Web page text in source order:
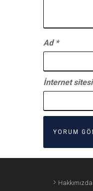
Ad *
İnternet sitesi
Hakkımızda